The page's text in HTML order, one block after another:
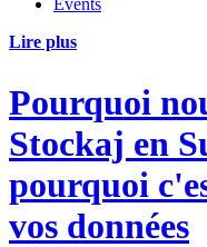
Events
Lire plus
Pourquoi
Stockaj en
pourquoi
vos données